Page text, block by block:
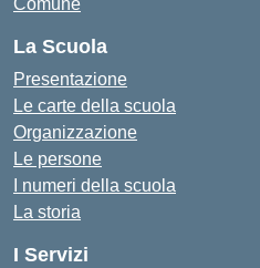
Comune
La Scuola
Presentazione
Le carte della scuola
Organizzazione
Le persone
I numeri della scuola
La storia
I Servizi